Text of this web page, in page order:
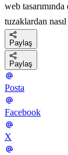
web
tuzaklardan nasıl
Paylaş
Paylaş
Posta
Facebook
X